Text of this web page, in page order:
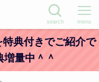
search menu
典付きでご紹介で
量中＾＾